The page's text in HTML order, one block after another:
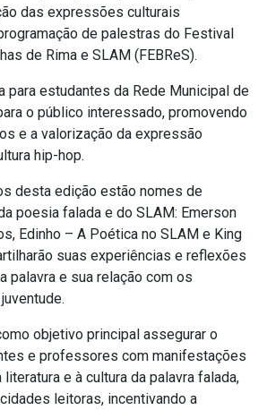
das expressões culturais
de palestras do Festival
de Rima e SLAM (FEBReS).
para estudantes da Rede Municipal de
o público interessado, promovendo
e a valorização da expressão
hip-hop.
desta edição estão nomes de
poesia falada e do SLAM: Emerson
Edinho – A Poética no SLAM e King
suas experiências e reflexões
palavra e sua relação com os
objetivo principal assegurar o
e professores com manifestações
e à cultura da palavra falada,
leitoras, incentivando a